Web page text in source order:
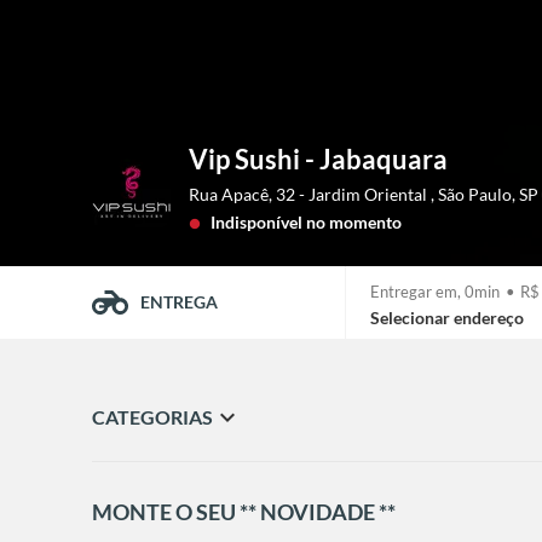
Vip Sushi - Jabaquara
Rua Apacê, 32 - Jardim Oriental ,São Paulo,SP
lens Indisponível no momento
ENTREGA
Entregar em, 0min •
Selecionar endereço
CATEGORIAS expand_more
MONTE O SEU ** NOVIDADE **